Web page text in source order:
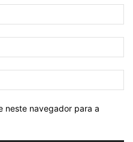
neste navegador para a